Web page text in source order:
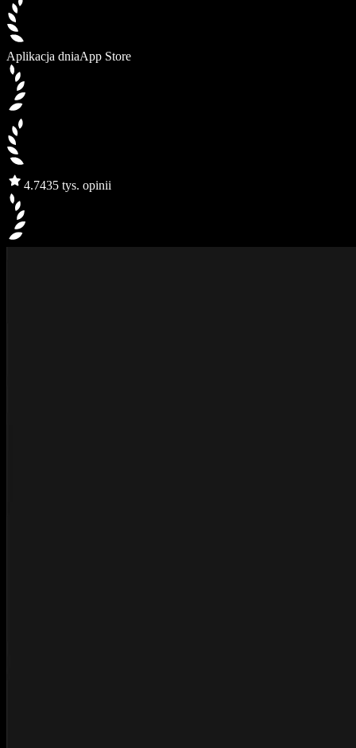
Aplikacja dniaApp Store
4.7435 tys. opinii